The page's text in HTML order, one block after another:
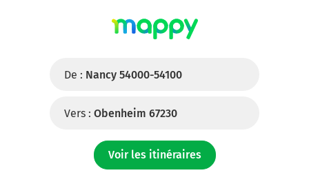
De : Nancy 54000-54100
Vers : Obenheim 67230
Voir les itinéraires